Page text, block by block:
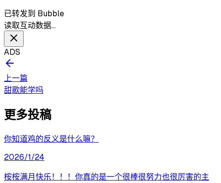
已转发到 Bubble
读取互动数据…
ADS
上一篇
甜歌能学吗
更多投稿
你知道鸡的反义是什么嘛？
2026/1/24
桉桉满月快乐！！！你真的是一个很棒很努力也很厉害的主